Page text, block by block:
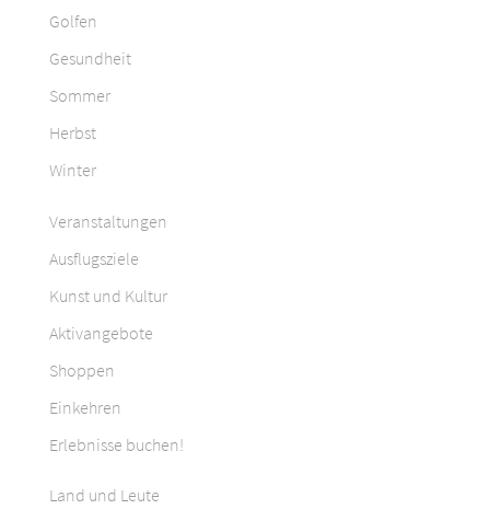
Golfen
Gesundheit
Sommer
Herbst
Winter
Veranstaltungen
Ausflugsziele
Kunst und Kultur
Aktivangebote
Shoppen
Einkehren
Erlebnisse buchen!
Land und Leute